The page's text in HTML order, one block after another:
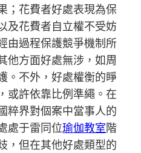
；花費者好處表現為保
及花費者自立權不受妨
由過程保護競爭機制所
他方面好處無涉，如周
。不外，好處權衡的睜
或許依靠比例準繩。在
粹界對個案中當事人的
處于雷同位瑜伽教室階
，但在其他好處類型的